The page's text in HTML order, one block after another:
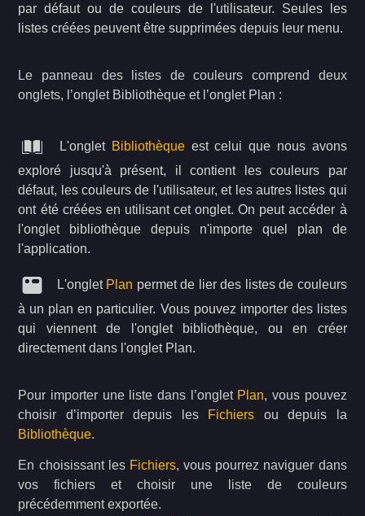
par défaut ou de couleurs de l'utilisateur. Seules les
listes créées peuvent être supprimées depuis leur menu.
Le panneau des listes de couleurs comprend deux
onglets, l’onglet Bibliothèque et l’onglet Plan :
L'onglet Bibliothèqueest celui que nous avons
exploré jusqu'à présent, il contient les couleurs par
défaut, les couleurs de l'utilisateur, et les autres listes qui
ont été créées en utilisant cet onglet. On peut accéder à
l'onglet bibliothèque depuis n'importe quel plan de
l'application.
L'onglet Plan permet de lier des listes de couleurs
à un plan en particulier. Vous pouvez importer des listes
qui viennent de l'onglet bibliothèque, ou en créer
directement dans l'onglet Plan.
Pour importer une liste dans l’onglet Plan, vous pouvez
choisir d’importer depuis les
Fichiers ou depuis la
Bibliothèque.
En choisissant les Fichiers, vous pourrez naviguer dans
vos fichiers et choisir une liste de couleurs
précédemment exportée.